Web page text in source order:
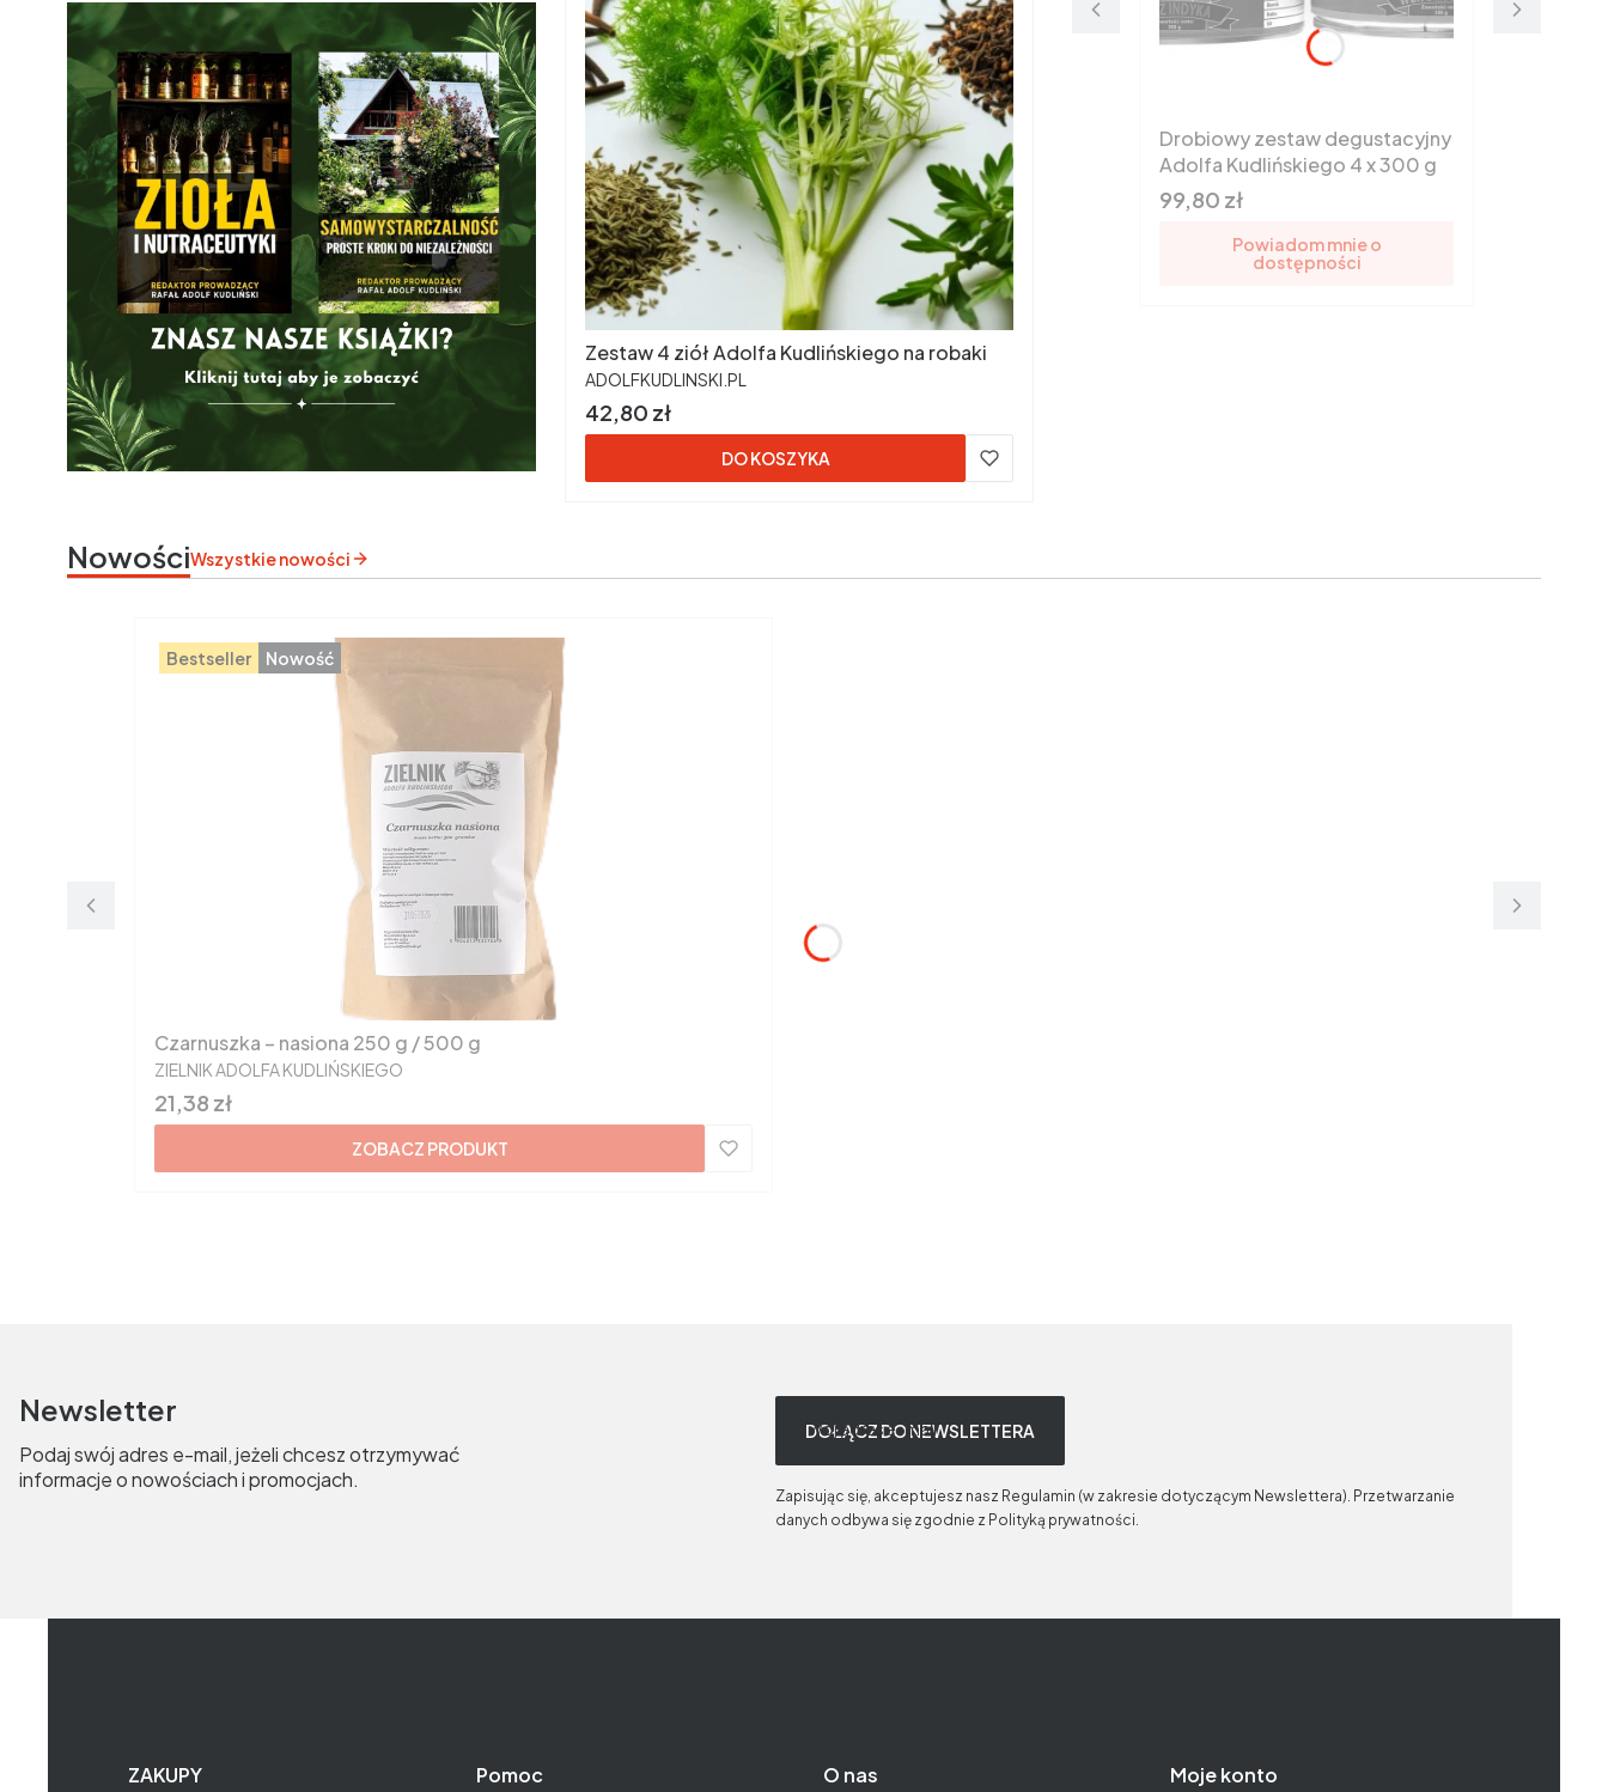
Zestaw 4 ziół Adolfa Kudlińskiego na robaki
PRODUCENT
ADOLFKUDLINSKI.PL
Cena
42,80 zł
DO KOSZYKA
Drobiowy zestaw degustacyjny
Adolfa Kudlińskiego 4 x 300 g
Cena
99,80 zł
Powiadom mnie o
dostępności
NowościWszystkie nowości
Bestseller Nowość
Czarnuszka – nasiona 250 g / 500 g
PRODUCENT
ZIELNIK ADOLFA KUDLIŃSKIEGO
Cena
21,38 zł
ZOBACZ PRODUKT
Newsletter
Podaj swój adres e-mail, jeżeli chcesz otrzymywać
informacje o nowościach i promocjach.
Twój adres e-mail
DOŁĄCZ DO NEWSLETTERA
Zapisując się, akceptujesz nasz Regulamin (w zakresie dotyczącym Newslettera). Przetwarzanie
danych odbywa się zgodnie z Polityką prywatności.
Linki w stopce
ZAKUPY Pomoc O nas Moje konto